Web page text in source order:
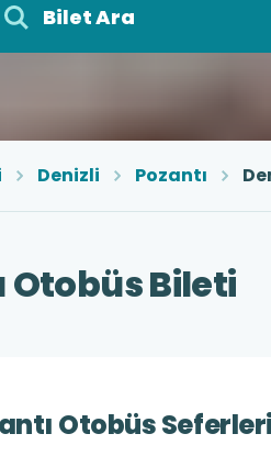
Bilet Ara
Denizli Pozantı
Otobüs Bileti
Otobüs